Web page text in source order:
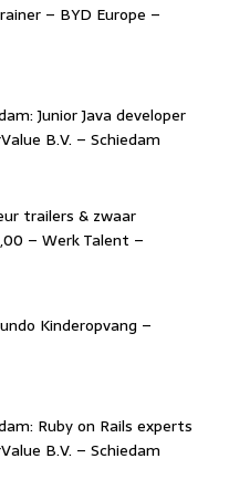
– BYD Europe –
Junior Java developer
B.V. – Schiedam
trailers & zwaar
– Werk Talent –
Kinderopvang –
Ruby on Rails experts
B.V. – Schiedam